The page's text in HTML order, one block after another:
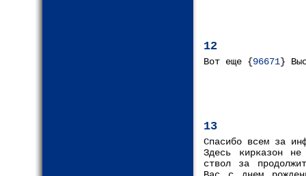
12
Вот еще {96671}
13
Спасибо всем за
Здесь кирказон
ствол за